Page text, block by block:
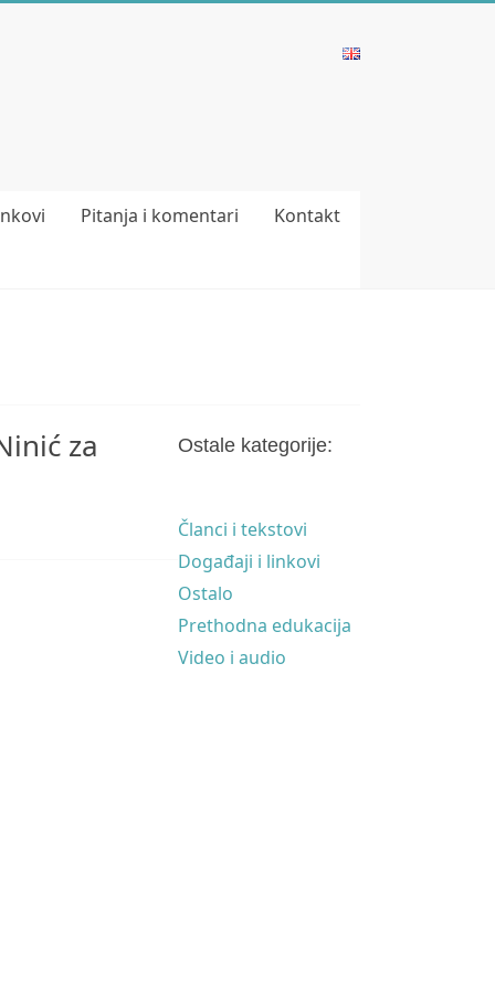
Pitanja i komentari
Kontakt
za
Ostale kategorije:
Članci i tekstovi
Događaji i linkovi
Ostalo
Prethodna edukacija
Video i audio